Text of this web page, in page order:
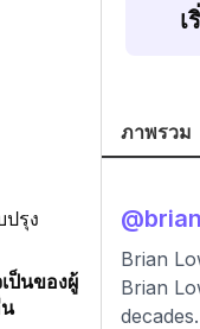
รุง
ป็นของผู้
เ
ภาพรวม
@
Brian
Brian